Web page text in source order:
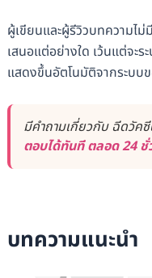
ผู้เขียนและผู้รีวิวบทความไ
เสนอแต่อย่างใด เว้นแต่จะร
แสดงขึ้นอัตโนมัติจากระบบ
มีคำถามเกี่ยวกับ ฉีดวัค
ตอบได้ทันที ตลอด 24 ชั่
บทความแนะนำ